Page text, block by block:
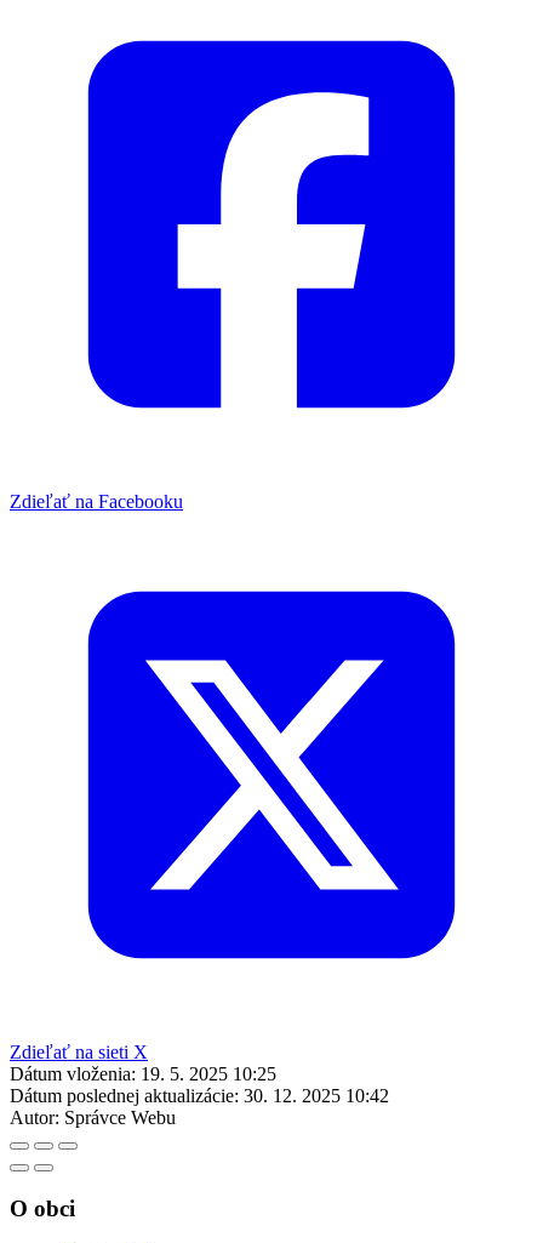
Zdieľať na Facebooku
Zdieľať na sieti X
Dátum vloženia: 19. 5. 2025 10:25
Dátum poslednej aktualizácie: 30. 12. 2025 10:42
Autor: Správce Webu
O obci